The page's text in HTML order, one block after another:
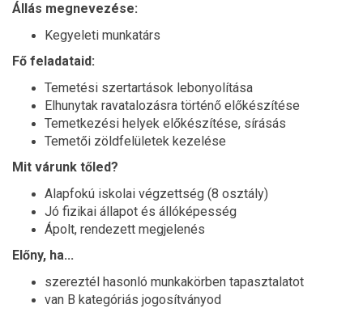
Állás megnevezése:
Kegyeleti munkatárs
Fő feladataid:
Temetési szertartások lebonyolítása
Elhunytak ravatalozásra történő előkészítése
Temetkezési helyek előkészítése, sírásás
Temetői zöldfelületek kezelése
Mit várunk tőled?
Alapfokú iskolai végzettség (8 osztály)
Jó fizikai állapot és állóképesség
Ápolt, rendezett megjelenés
Előny, ha...
szereztél hasonló munkakörben tapasztalatot
van B kategóriás jogosítványod